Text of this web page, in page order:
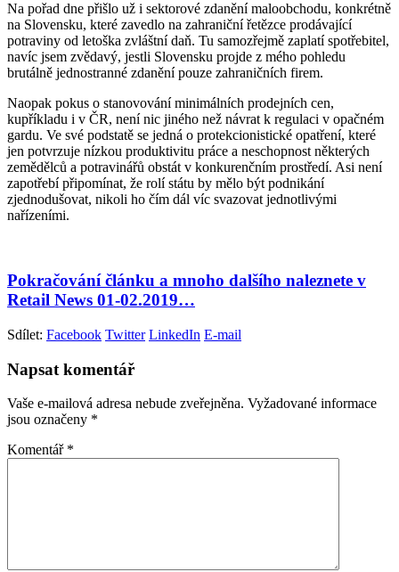
Na pořad dne přišlo už i sektorové zdanění maloobchodu, konkrétně
na Slovensku, které zavedlo na zahraniční řetězce prodávající
potraviny od letoška zvláštní daň. Tu samozřejmě zaplatí spotřebitel,
navíc jsem zvědavý, jestli Slovensku projde z mého pohledu
brutálně jednostranné zdanění pouze zahraničních firem.
Naopak pokus o stanovování minimálních prodejních cen,
kupříkladu i v ČR, není nic jiného než návrat k regulaci v opačném
gardu. Ve své podstatě se jedná o protekcionistické opatření, které
jen potvrzuje nízkou produktivitu práce a neschopnost některých
zemědělců a potravinářů obstát v konkurenčním prostředí. Asi není
zapotřebí připomínat, že rolí státu by mělo být podnikání
zjednodušovat, nikoli ho čím dál víc svazovat jednotlivými
nařízeními.
Pokračování článku a mnoho dalšího naleznete v
Retail News 01-02.2019…
Sdílet: Facebook Twitter LinkedIn E-mail
Napsat komentář
Vaše e-mailová adresa nebude zveřejněna. Vyžadované informace
jsou označeny *
Komentář *